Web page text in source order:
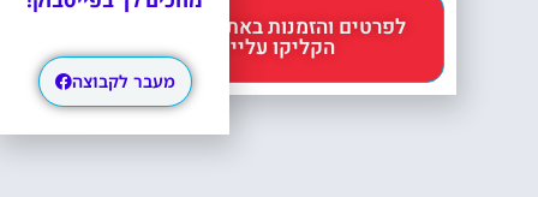
הקליקו עליי 😊
מעבר לקבוצה